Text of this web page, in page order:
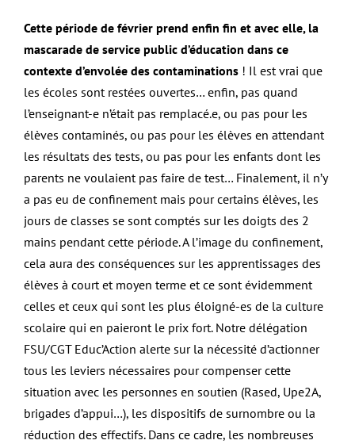
Cette période de février prend enfin fin et avec elle, la
mascarade de service public d’éducation dans ce
contexte d’envolée des contaminations ! Il est vrai que
les écoles sont restées ouvertes… enfin, pas quand
l’enseignant-e n’était pas remplacé.e, ou pas pour les
élèves contaminés, ou pas pour les élèves en attendant
les résultats des tests, ou pas pour les enfants dont les
parents ne voulaient pas faire de test… Finalement, il n’y
a pas eu de confinement mais pour certains élèves, les
jours de classes se sont comptés sur les doigts des 2
mains pendant cette période. A l’image du confinement,
cela aura des conséquences sur les apprentissages des
élèves à court et moyen terme et ce sont évidemment
celles et ceux qui sont les plus éloigné-es de la culture
scolaire qui en paieront le prix fort. Notre délégation
FSU/CGT Educ’Action alerte sur la nécessité d’actionner
tous les leviers nécessaires pour compenser cette
situation avec les personnes en soutien (Rased, Upe2A,
brigades d’appui…), les dispositifs de surnombre ou la
réduction des effectifs. Dans ce cadre, les nombreuses